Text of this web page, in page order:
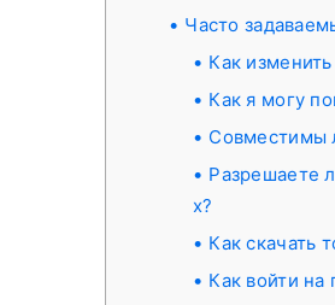
Часто
Как
Как я могу
Совместимы
Разрешаете
х?
Как скачать
Как войти на